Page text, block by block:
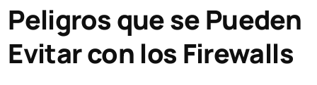
Peligros que se Pueden
Evitar con los Firewalls